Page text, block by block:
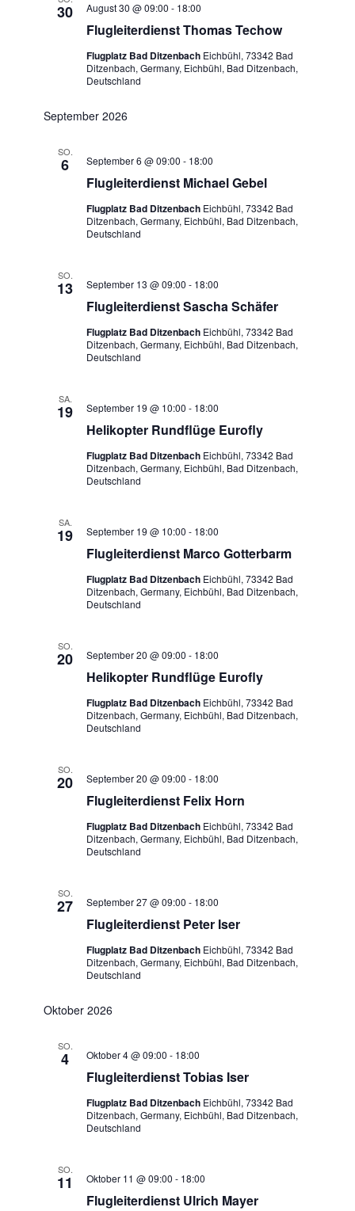
30
Flugleiterdienst Thomas Techow
August 30 @ 09:00 - 18:00
Flugplatz Bad Ditzenbach Eichbühl, 73342 Bad
Ditzenbach, Germany, Eichbühl, Bad Ditzenbach,
Deutschland
September 2026
SO.
6
Flugleiterdienst Michael Gebel
September 6 @ 09:00 - 18:00
Flugplatz Bad Ditzenbach Eichbühl, 73342 Bad
Ditzenbach, Germany, Eichbühl, Bad Ditzenbach,
Deutschland
SO.
13
Flugleiterdienst Sascha Schäfer
September 13 @ 09:00 - 18:00
Flugplatz Bad Ditzenbach Eichbühl, 73342 Bad
Ditzenbach, Germany, Eichbühl, Bad Ditzenbach,
Deutschland
SA.
19
Helikopter Rundflüge Eurofly
September 19 @ 10:00 - 18:00
Flugplatz Bad Ditzenbach Eichbühl, 73342 Bad
Ditzenbach, Germany, Eichbühl, Bad Ditzenbach,
Deutschland
SA.
19
Flugleiterdienst Marco Gotterbarm
September 19 @ 10:00 - 18:00
Flugplatz Bad Ditzenbach Eichbühl, 73342 Bad
Ditzenbach, Germany, Eichbühl, Bad Ditzenbach,
Deutschland
SO.
20
Helikopter Rundflüge Eurofly
September 20 @ 09:00 - 18:00
Flugplatz Bad Ditzenbach Eichbühl, 73342 Bad
Ditzenbach, Germany, Eichbühl, Bad Ditzenbach,
Deutschland
SO.
20
Flugleiterdienst Felix Horn
September 20 @ 09:00 - 18:00
Flugplatz Bad Ditzenbach Eichbühl, 73342 Bad
Ditzenbach, Germany, Eichbühl, Bad Ditzenbach,
Deutschland
SO.
27
Flugleiterdienst Peter Iser
September 27 @ 09:00 - 18:00
Flugplatz Bad Ditzenbach Eichbühl, 73342 Bad
Ditzenbach, Germany, Eichbühl, Bad Ditzenbach,
Deutschland
Oktober 2026
SO.
4
Flugleiterdienst Tobias Iser
Oktober 4 @ 09:00 - 18:00
Flugplatz Bad Ditzenbach Eichbühl, 73342 Bad
Ditzenbach, Germany, Eichbühl, Bad Ditzenbach,
Deutschland
SO.
11
Flugleiterdienst Ulrich Mayer
Oktober 11 @ 09:00 - 18:00